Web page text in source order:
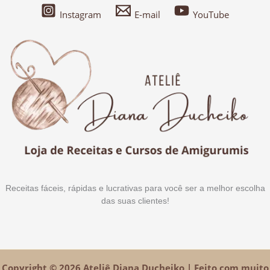
Instagram E-mail YouTube
Receitas fáceis, rápidas e lucrativas para você ser a melhor escolha
das suas clientes!
Copyright © 2026 Ateliê Diana Ducheiko | Feito com muito